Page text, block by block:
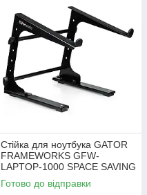
Стійка для ноутбука GATOR
FRAMEWORKS GFW-
LAPTOP-1000 SPACE SAVING
PORTABLE DESKTOP
LAPTOP STAND
Готово до відправки